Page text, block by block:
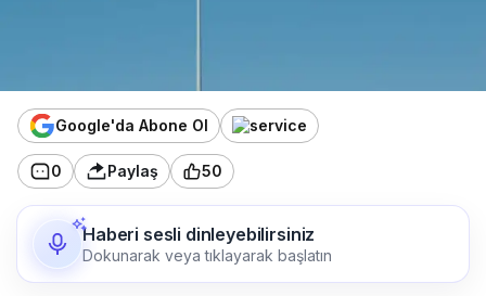
Google'da Abone Ol
0 Paylaş 50
Haberi sesli dinleyebilirsiniz
Dokunarak veya tıklayarak başlatın